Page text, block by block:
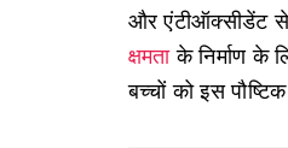
और एंटीऑक्सीडेंट से
क्षमताके निर्माण के
बच्चों को इस